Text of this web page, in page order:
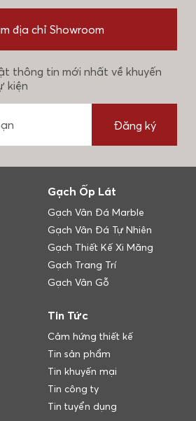
địa chỉ Showroom
thông tin mới nhất về khuyến
kiện
Đăng ký
Gạch Ốp Lát
Gạch Vân Đá Marble
Gạch Vân Đá Tự Nhiên
Gạch Thiết Kế Xi Măng
Gạch Trang Trí
Gạch Vân Gỗ
Tin Tức
Cảm hứng thiết kế
Tin sản phẩm
Tin khuyến mại
Tin công ty
Tin tuyển dụng